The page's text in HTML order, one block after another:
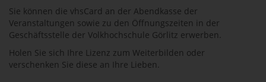
Sie können die vhsCard an der Abendkasse der
Veranstaltungen sowie zu den Öffnungszeiten in der
Geschäftsstelle der Volkhochschule Görlitz erwerben.
Holen Sie sich Ihre Lizenz zum Weiterbilden oder
verschenken Sie diese an Ihre Lieben.